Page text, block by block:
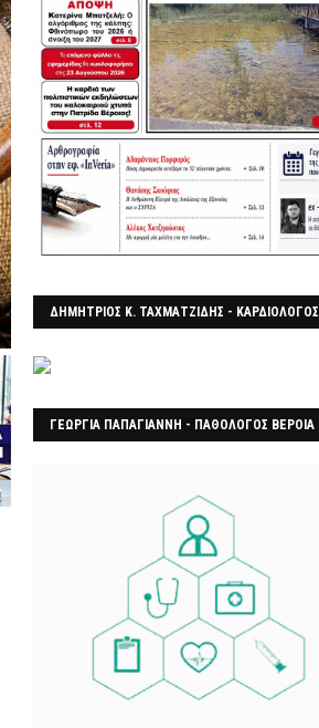
ΔΗΜΗΤΡΙΟΣ Κ. ΤΑΧΜΑΤΖΙΔΗΣ - ΚΑΡΔΙΟΛΟΓΟΣ
ΓΕΩΡΓΙΑ ΠΑΠΑΓΙΑΝΝΗ - ΠΑΘΟΛΟΓΟΣ ΒΕΡΟΙΑ